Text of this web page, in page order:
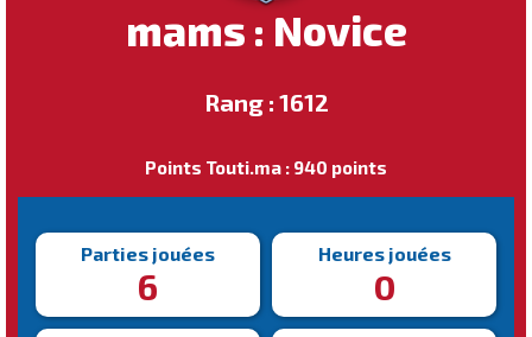
mams : Novice
Rang : 1612
Points Touti.ma : 940 points
Parties jouées
6
Heures jouées
0